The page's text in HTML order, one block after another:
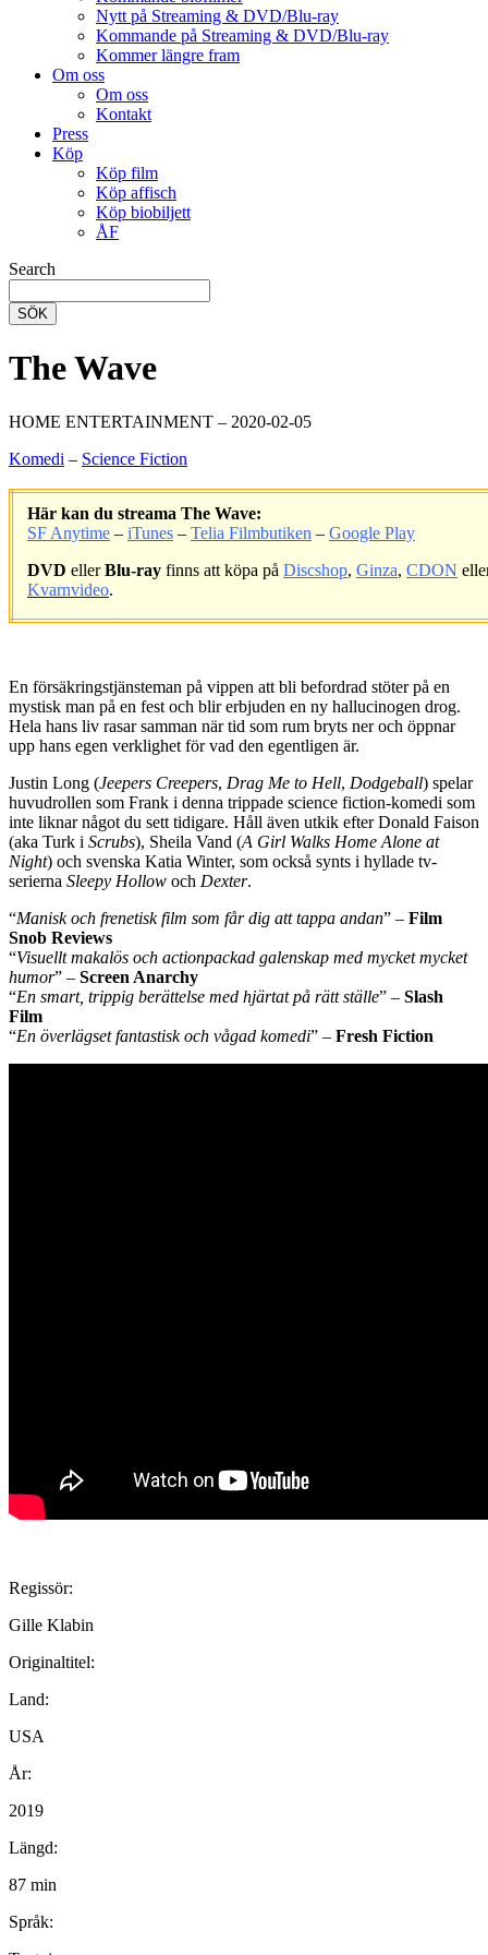
Nytt på Streaming & DVD/Blu-ray
Kommande på Streaming & DVD/Blu-ray
Kommer längre fram
Om oss
Om oss
Kontakt
Press
Köp
Köp film
Köp affisch
Köp biobiljett
ÅF
Search
SÖK
The Wave
HOME ENTERTAINMENT – 2020-02-05
Komedi – Science Fiction
Här kan du streama The Wave:
SF Anytime – iTunes – Telia Filmbutiken – Google Play
DVD ellerBlu-ray finns att köpa på Discshop, Ginza, CDON
Kvarnvideo.
En försäkringstjänsteman på vippen att bli befordrad stöter på en
mystisk man på en fest och blir erbjuden en ny hallucinogen drog.
Hela hans liv rasar samman när tid som rum bryts ner och öppnar
upp hans egen verklighet för vad den egentligen är.
Justin Long (Jeepers Creepers, Drag Me to Hell, Dodgeball) spelar
huvudrollen som Frank i denna trippade science fiction-komedi som
inte liknar något du sett tidigare. Håll även utkik efter Donald Faison
(aka Turk i Scrubs), Sheila Vand (A Girl Walks Home Alone at
Night) och svenska Katia Winter, som också synts i hyllade tv-
serierna Sleepy Hollow och Dexter.
“Manisk och frenetisk film som får dig att tappa andan” – Film
Snob Reviews
“Visuellt makalös och actionpackad galenskap med mycket mycket
humor” – Screen Anarchy
“En smart, trippig berättelse med hjärtat på rätt ställe” – Slash
Film
“En överlägset fantastisk och vågad komedi” – Fresh Fiction
Regissör:
Gille Klabin
Originaltitel:
Land:
USA
År:
2019
Längd:
87 min
Språk: